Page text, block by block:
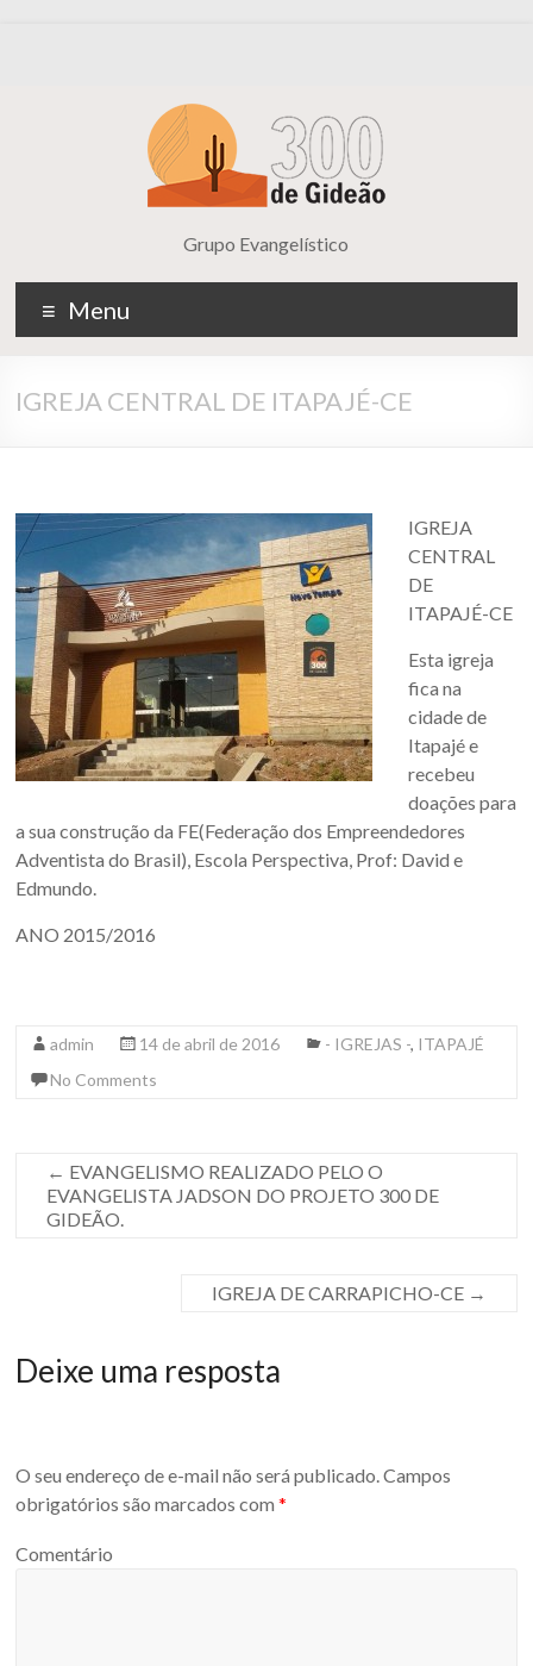
Grupo Evangelístico
Menu
IGREJA CENTRAL DE ITAPAJÉ-CE
IGREJA
CENTRAL
DE
ITAPAJÉ-CE
Esta igreja
fica na
cidade de
Itapajé e
recebeu
doações para
a sua construção da FE(Federação dos Empreendedores
Adventista do Brasil), Escola Perspectiva, Prof: David e
Edmundo.
ANO 2015/2016
admin 14 de abril de 2016 - IGREJAS -, ITAPAJÉ
No Comments
← EVANGELISMO REALIZADO PELO O
EVANGELISTA JADSON DO PROJETO 300 DE
GIDEÃO.
IGREJA DE CARRAPICHO-CE →
Deixe uma resposta
O seu endereço de e-mail não será publicado.Campos
obrigatórios são marcados com*
Comentário